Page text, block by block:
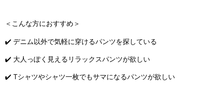
＜こんな方におすすめ＞
✔️ デニム以外で気軽に穿けるパンツを探している
✔️ 大人っぽく見えるリラックスパンツが欲しい
✔️ Tシャツやシャツ一枚でもサマになるパンツが欲しい